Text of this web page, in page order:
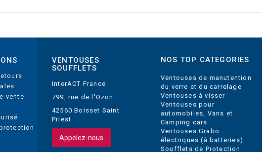
vente
VENTOUSES
SOUFFLETS
InterACT France
799, rue de l'Ozon
42560 Boisset Saint
Priest
Appelez-nous
NOS TOP CATEGORIES
Ventouses de manutention
du verre et du carrelage
Ventouses à visser
Ventouses pour
automobiles, Vans et
Camping cars
Ventouses Grabo
électriques (à batteries)
Soufflets de Protection